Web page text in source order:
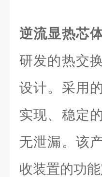
逆流显热芯
研发的热交
设计。采用
实现、稳定
无泄漏。该
收装置的功